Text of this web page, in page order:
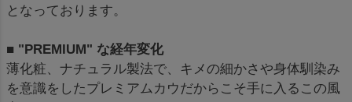
となっております。
■ "PREMIUM" な経年変化
薄化粧、ナチュラル製法で、キメの細かさや身体馴染み
を意識をしたプレミアムカウだからこそ手に入るこの風